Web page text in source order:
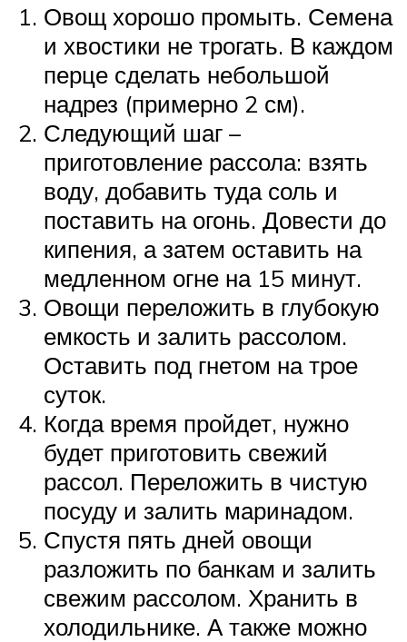
Овощ хорошо промыть. Семена
и хвостики не трогать. В каждом
перце сделать небольшой
надрез (примерно 2 см).
Следующий шаг –
приготовление рассола: взять
воду, добавить туда соль и
поставить на огонь. Довести до
кипения, а затем оставить на
медленном огне на 15 минут.
Овощи переложить в глубокую
емкость и залить рассолом.
Оставить под гнетом на трое
суток.
Когда время пройдет, нужно
будет приготовить свежий
рассол. Переложить в чистую
посуду и залить маринадом.
Спустя пять дней овощи
разложить по банкам и залить
свежим рассолом. Хранить в
холодильнике. А также можно